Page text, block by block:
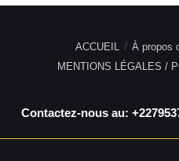
ACCUEIL
À propos
MENTIONS LÉGALES /
Contactez-nous au: